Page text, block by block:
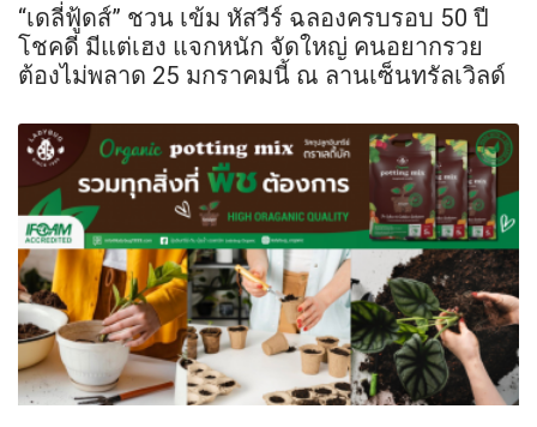
“เดลี่ฟู้ดส์” ชวน เข้ม หัสวีร์ ฉลองครบรอบ 50 ปี
โชคดี มีแต่เฮง แจกหนัก จัดใหญ่ คนอยากรวย
ต้องไม่พลาด 25 มกราคมนี้ ณ ลานเซ็นทรัลเวิลด์